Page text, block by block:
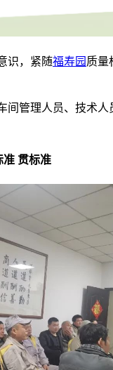
识，紧随福寿园 质量
管理人员、技术人
准 贯标准